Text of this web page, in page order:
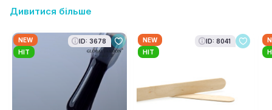
Дивитися більше
NEW
HIT
ID: 3678
NEW
HIT
ID: 8041